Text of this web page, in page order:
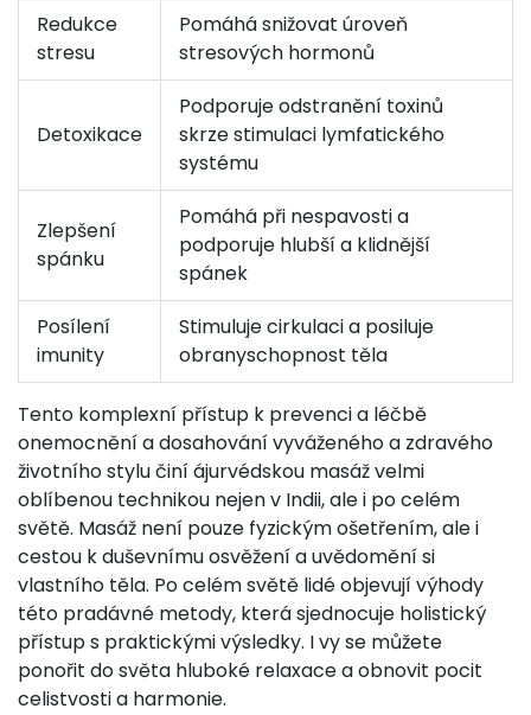
Redukce
stresu
Pomáhá snižovat úroveň
stresových hormonů
Detoxikace
Podporuje odstranění toxinů
skrze stimulaci lymfatického
systému
Zlepšení
spánku
Pomáhá při nespavosti a
podporuje hlubší a klidnější
spánek
Posílení
imunity
Stimuluje cirkulaci a posiluje
obranyschopnost těla
Tento komplexní přístup k prevenci a léčbě
onemocnění a dosahování vyváženého a zdravého
životního stylu činí ájurvédskou masáž velmi
oblíbenou technikou nejen v Indii, ale i po celém
světě. Masáž není pouze fyzickým ošetřením, ale i
cestou k duševnímu osvěžení a uvědomění si
vlastního těla. Po celém světě lidé objevují výhody
této pradávné metody, která sjednocuje holistický
přístup s praktickými výsledky. I vy se můžete
ponořit do světa hluboké relaxace a obnovit pocit
celistvosti a harmonie.